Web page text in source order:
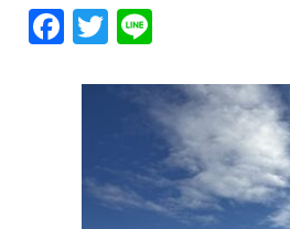
F
a
c
b
T
w
it e